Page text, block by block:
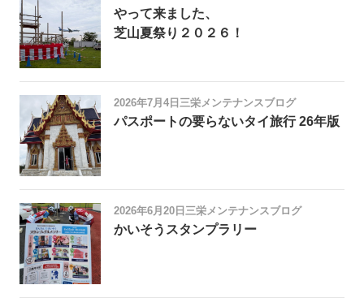
やって来ました、
芝山夏祭り２０２６！
2026年7月4日 三栄メンテナンスブログ
パスポートの要らないタイ旅行 26年版
2026年6月20日 三栄メンテナンスブログ
かいそうスタンプラリー